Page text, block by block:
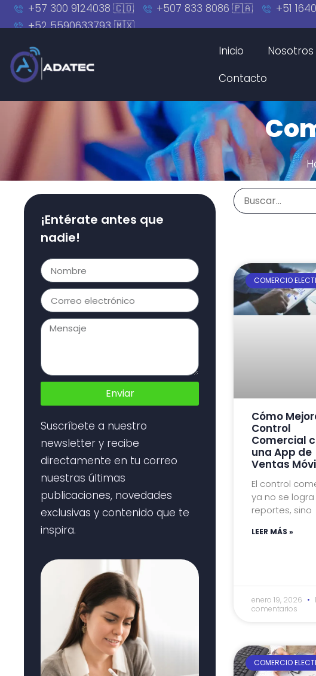
+57 300 9124038 🇨🇴 +507 833 8086 🇵🇦
+51
+52 5590633793 🇲🇽
Inicio Nosotros
Contacto
¡Entérate antes que
nadie!
Enviar
Suscríbete a nuestro
newsletter y recibe
directamente en tu correo
nuestras últimas
publicaciones, novedades
exclusivas y contenido que te
inspira.
COMERCIO
Cómo
Control
Comercial
una App de
Ventas
El control
ya no se
reportes, sino
LEER MÁS »
enero 19, 2026
comentarios
COMERCIO